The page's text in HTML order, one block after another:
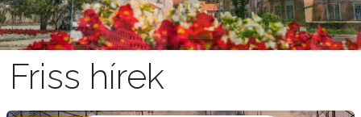
Friss hírek